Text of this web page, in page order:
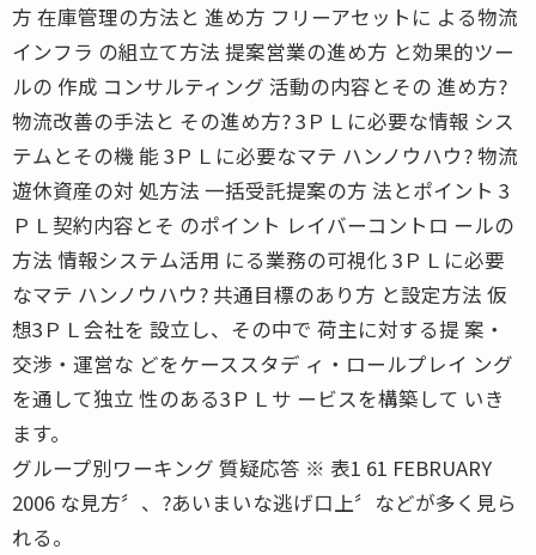
方 在庫管理の方法と 進め方 フリーアセットに よる物流
インフラ の組立て方法 提案営業の進め方 と効果的ツー
ルの 作成 コンサルティング 活動の内容とその 進め方?
物流改善の手法と その進め方? 3ＰＬに必要な情報 シス
テムとその機 能 3ＰＬに必要なマテ ハンノウハウ? 物流
遊休資産の対 処方法 一括受託提案の方 法とポイント 3
ＰＬ契約内容とそ のポイント レイバーコントロ ールの
方法 情報システム活用 にる業務の可視化 3ＰＬに必要
なマテ ハンノウハウ? 共通目標のあり方 と設定方法 仮
想3ＰＬ会社を 設立し、その中で 荷主に対する提 案・
交渉・運営な どをケーススタデ ィ・ロールプレイ ング
を通して独立 性のある3ＰＬサ ービスを構築して いき
ます。
グループ別ワーキング 質疑応答 ※ 表1 61 FEBRUARY
2006 な見方〞、?あいまいな逃げ口上〞などが多く見ら
れる。